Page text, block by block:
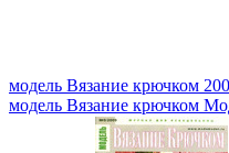
модель Вязание крючком
модель Вязание крючком